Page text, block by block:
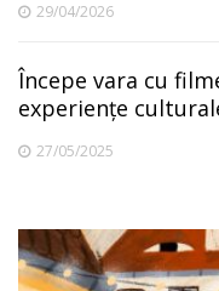
29/04/2026
Începe vara cu
experiențe
27/05/2025